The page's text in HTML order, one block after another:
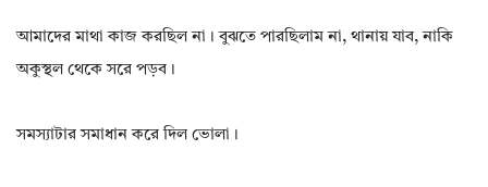
আমাদের মাথা কাজ করছিল না। বুঝতে পারছিলাম না, থানায় যাব, নাকি
অকুস্থল থেকে সরে পড়ব।
সমস্যাটার সমাধান করে দিল ভোলা।